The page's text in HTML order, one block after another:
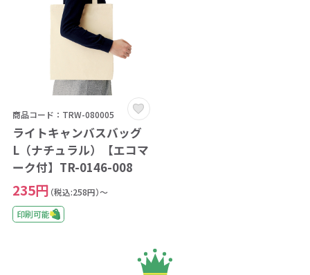
商品コード：TRW-080005
ライトキャンバスバッグ
L（ナチュラル）【エコマ
ーク付】TR-0146-008
235円 （税込:258円）～
印刷可能